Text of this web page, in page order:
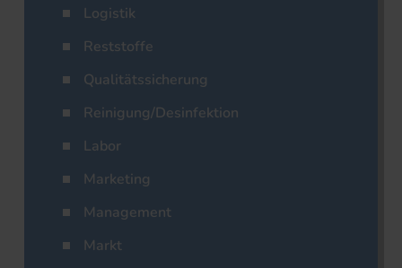
Logistik
Reststoffe
Qualitätssicherung
Reinigung/Desinfektion
Labor
Marketing
Management
Markt